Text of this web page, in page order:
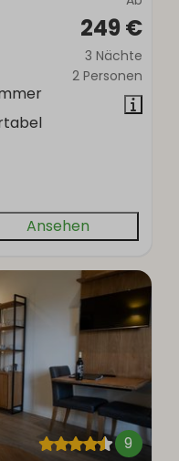
249 €
3 Nächte
2 Personen
Ansehen
9